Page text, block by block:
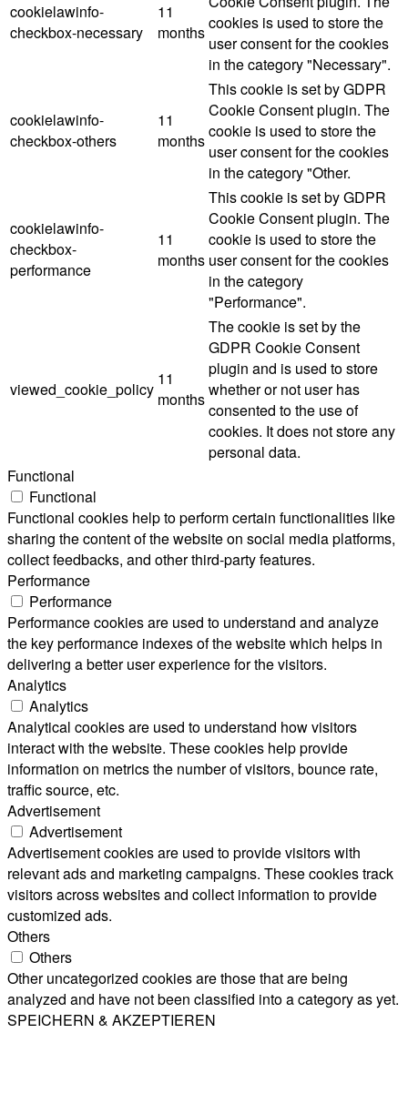
cookielawinfo-
checkbox-necessary
11
monthscookies is used to store the
user consent for the cookies
in the category "Necessary".
cookielawinfo-
checkbox-others
11
months
This cookie is set by GDPR
Cookie Consent plugin. The
cookie is used to store the
user consent for the cookies
in the category "Other.
cookielawinfo-
checkbox-
performance
11
months
This cookie is set by GDPR
Cookie Consent plugin. The
cookie is used to store the
user consent for the cookies
in the category
"Performance".
viewed_cookie_policy
11
months
The cookie is set by the
GDPR Cookie Consent
plugin and is used to store
whether or not user has
consented to the use of
cookies. It does not store any
personal data.
Functional
Functional
Functional cookies help to perform certain functionalities like
sharing the content of the website on social media platforms,
collect feedbacks, and other third-party features.
Performance
Performance
Performance cookies are used to understand and analyze
the key performance indexes of the website which helps in
delivering a better user experience for the visitors.
Analytics
Analytics
Analytical cookies are used to understand how visitors
interact with the website. These cookies help provide
information on metrics the number of visitors, bounce rate,
traffic source, etc.
Advertisement
Advertisement
Advertisement cookies are used to provide visitors with
relevant ads and marketing campaigns. These cookies track
visitors across websites and collect information to provide
customized ads.
Others
Others
Other uncategorized cookies are those that are being
analyzed and have not been classified into a category as yet.
SPEICHERN & AKZEPTIEREN